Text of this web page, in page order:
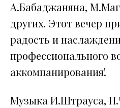
А.Бабаджаняна,
других. Этот вечер
радость и
профессионального
аккомпанирования!
Музыка И.Штрауса,